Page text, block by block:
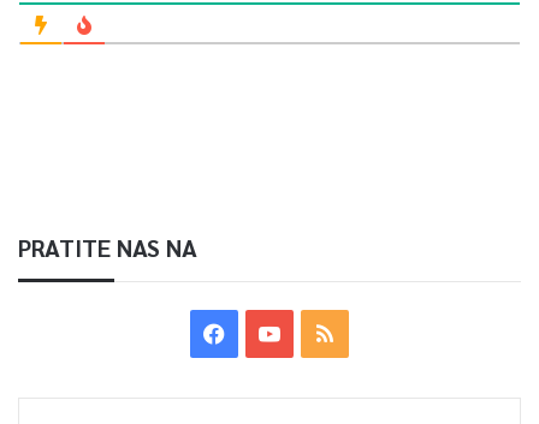
PRATITE NAS NA